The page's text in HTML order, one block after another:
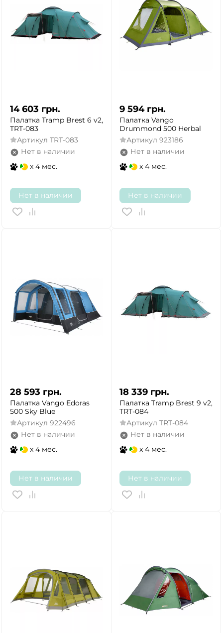
14 603 грн.
Палатка Tramp Brest 6 v2,
TRT-083
Артикул TRT-083
Нет в наличии
x 4 мес.
Нет в наличии
9 594 грн.
Палатка Vango
Drummond 500 Herbal
Артикул 923186
Нет в наличии
x 4 мес.
Нет в наличии
28 593 грн.
Палатка Vango Edoras
500 Sky Blue
Артикул 922496
Нет в наличии
x 4 мес.
Нет в наличии
18 339 грн.
Палатка Tramp Brest 9 v2,
TRT-084
Артикул TRT-084
Нет в наличии
x 4 мес.
Нет в наличии